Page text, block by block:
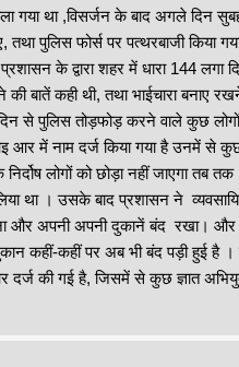
गया था ,विसर्जन के बाद अगले दिन
पुलिस फोर्स पर पत्थरबाजी किया
के द्वारा शहर में धारा 144 लगा
बातें कही थी, तथा भाईचारा बनाए
से पुलिस तोड़फोड़ करने वाले कुछ
आर में नाम दर्ज किया गया है उनमें से
लोगों को छोड़ा नहीं जाएगा तब
था । उसके बाद प्रशासन ने
माना और अपनी अपनी दुकानें बंद रखा।
कहीं-कहीं पर अब भी बंद पड़ी हुई है
की गई है, जिसमें से कुछ ज्ञात